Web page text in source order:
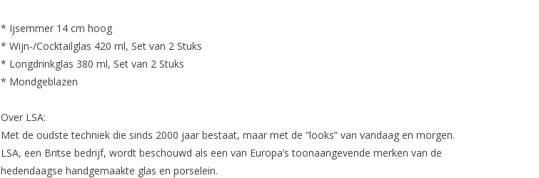
* Ijsemmer 14 cm hoog
* Wijn-/Cocktailglas 420 ml, Set van 2 Stuks
* Longdrinkglas 380 ml, Set van 2 Stuks
* Mondgeblazen
Over LSA:
Met de oudste techniek die sinds 2000 jaar bestaat, maar met de “looks” van vandaag en morgen.
LSA, een Britse bedrijf, wordt beschouwd als een van Europa’s toonaangevende merken van de
hedendaagse handgemaakte glas en porselein.